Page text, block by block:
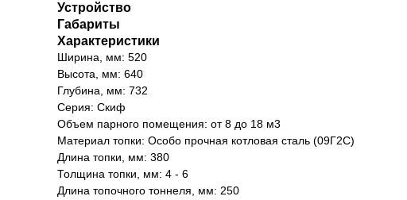
Устройство
Габариты
Характеристики
Ширина, мм: 520
Высота, мм: 640
Глубина, мм: 732
Серия: Скиф
Объем парного помещения: от 8 до 18 м3
Материал топки: Особо прочная котловая сталь (09Г2С)
Длина топки, мм: 380
Толщина топки, мм: 4 - 6
Длина топочного тоннеля, мм: 250